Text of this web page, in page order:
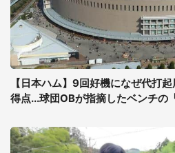
【日本ハム】9回好機になぜ代打
得点...球団OBが指摘したベンチの